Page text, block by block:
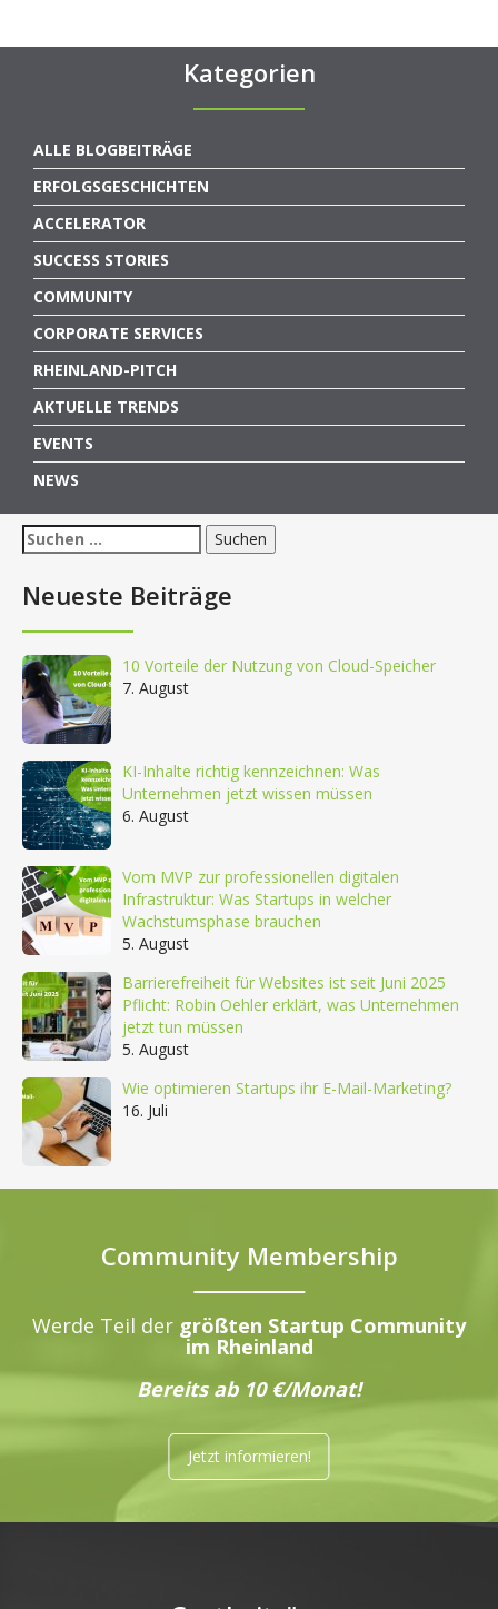
Kategorien
ALLE BLOGBEITRÄGE
ERFOLGSGESCHICHTEN
ACCELERATOR
SUCCESS STORIES
COMMUNITY
CORPORATE SERVICES
RHEINLAND-PITCH
AKTUELLE TRENDS
EVENTS
NEWS
Suchen
nach:
Neueste Beiträge
10 Vorteile der Nutzung von Cloud-Speicher
7. August
KI-Inhalte richtig kennzeichnen: Was
Unternehmen jetzt wissen müssen
6. August
Vom MVP zur professionellen digitalen
Infrastruktur: Was Startups in welcher
Wachstumsphase brauchen
5. August
Barrierefreiheit für Websites ist seit Juni 2025
Pflicht: Robin Oehler erklärt, was Unternehmen
jetzt tun müssen
5. August
Wie optimieren Startups ihr E-Mail-Marketing?
16. Juli
Community Membership
Werde Teil der größten Startup Community
im Rheinland
Bereits ab 10 €/Monat!
Jetzt informieren!